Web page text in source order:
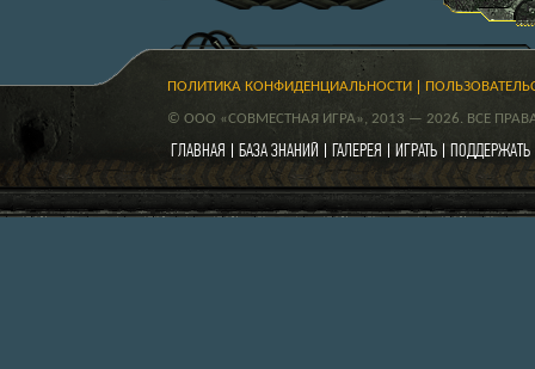
ПОЛИТИКА КОНФИДЕНЦИАЛЬНОСТИ
© ООО «СОВМЕСТНАЯ ИГРА», 2013 — 2026. ВСЕ
ГЛАВНАЯ БАЗА ЗНАНИЙ ГАЛЕРЕЯ ИГРАТЬ ПОДДЕРЖАТЬ